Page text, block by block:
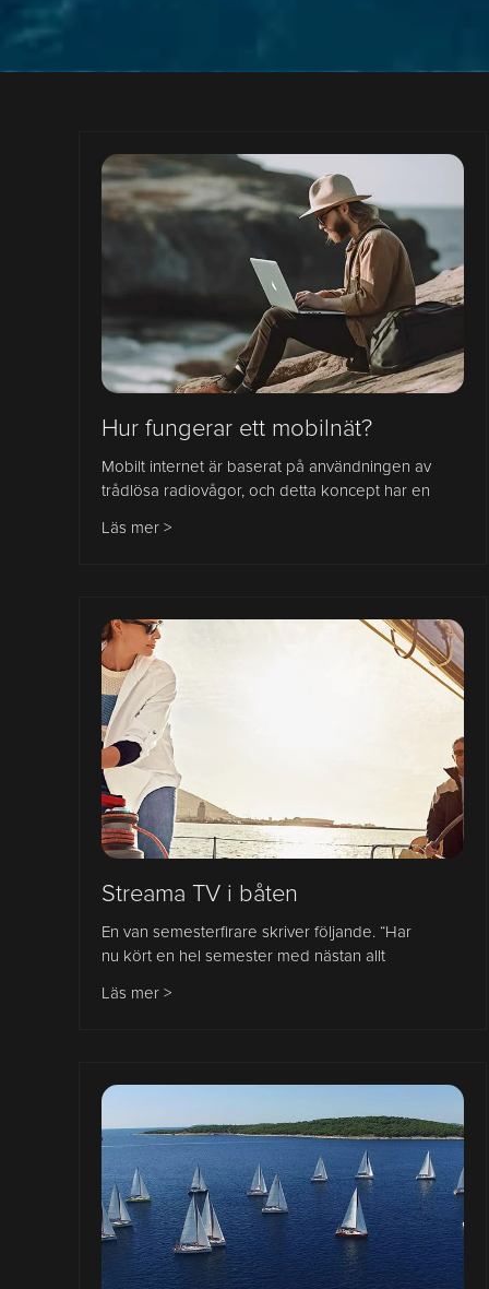
Hur fungerar ett mobilnät?
Mobilt internet är baserat på användningen av
trådlösa radiovågor, och detta koncept har en
Läs mer >
Streama TV i båten
En van semesterfirare skriver följande. “Har
nu kört en hel semester med nästan allt
Läs mer >